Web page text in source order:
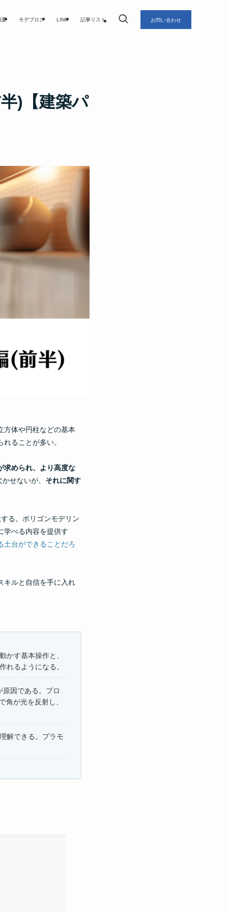
要 モデブログ LINK 記事リスト お問い合わせ
)【建築パ
方体や円柱などの基本
ることが多い。
求められ、より高度な
せないが、 それに関す
る。ポリゴンモデリン
学べる内容を提供す
土台ができることだろ
キルと自信を手に入れ
かす基本操作と、
れるようになる。
因である。プロ
が光を反射し、
解できる。プラモ